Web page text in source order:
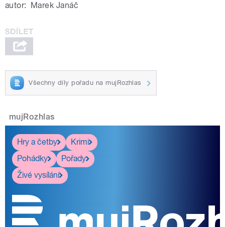
autor: Marek Janáč
Všechny díly pořadu na mujRozhlas
mujRozhlas
Hry a četby
Krimi
Pohádky
Pořady
Živé vysílání